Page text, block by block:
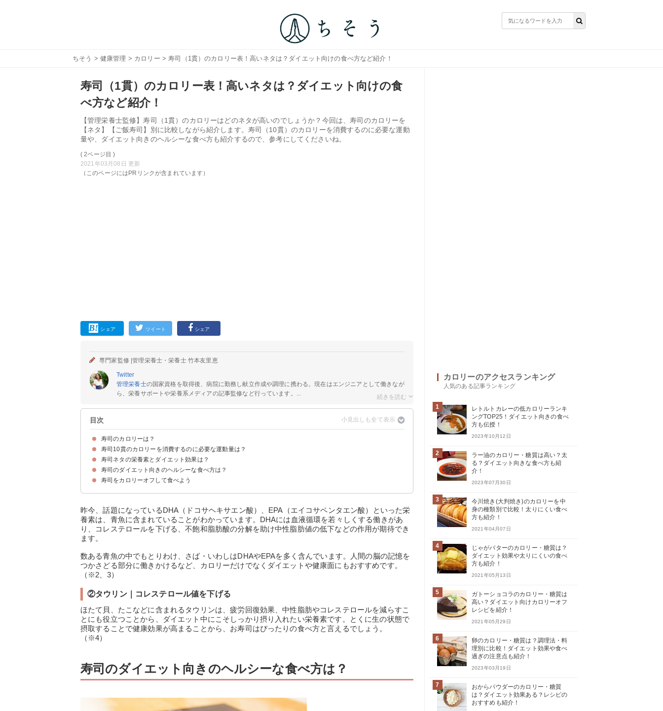
ちそう > 健康管理 > カロリー > 寿司（1貫）のカロリー表！高いネタは？ダイエット向けの食べ方など紹介！
寿司（1貫）のカロリー表！高いネタは？ダイエット向けの食
べ方など紹介！
【管理栄養士監修】寿司（1貫）のカロリーはどのネタが高いのでしょうか？今回は、寿司のカロリーを
【ネタ】【ご飯寿司】別に比較しながら紹介します。寿司（10貫）のカロリーを消費するのに必要な運動
量や、ダイエット向きのヘルシーな食べ方も紹介するので、参考にしてくださいね。
( 2ページ目 )
2021年03月08日 更新
（このページにはPRリンクが含まれています）
シェア ツイート シェア
専門家監修 |管理栄養士・栄養士 竹本友里恵
Twitter
管理栄養士の国家資格を取得後、病院に勤務し献立作成や調理に携わる。現在はエンジニアとして働きなが
ら、栄養サポートや栄養系メディアの記事監修など行っています。...
目次
寿司のカロリーは？
寿司（1貫）のカロリーの一覧表
寿司10貫のカロリーを消費するのに必要な運動量は？
寿司ネタの栄養素とダイエット効果は？
①EPA・DHA｜中性脂肪を分解
②タウリン｜コレステロール値を下げる
寿司のダイエット向きのヘルシーな食べ方は？
①500~600kcalで抑える組み合わせを考える
②脂質の高いネタは後半に食べる
③生野菜などのサイドメニューも一緒に食べる
④よく噛む寿司ネタを選ぶ
⑤好きなネタが高カロリーなら1皿程度と決める
⑥巻物、いなり寿司は意外と高カロリーなので注意
⑦寿司ネタ選びに悩んだらまずは白いものを選んでみる
寿司をカロリーオフして食べよう
昨今、話題になっているDHA（ドコサヘキサエン酸）、EPA（エイコサペンタエン酸）といった栄
養素は、青魚に含まれていることがわかっています。DHAには血液循環を若々しくする働きがあ
り、コレステロールを下げる、不飽和脂肪酸の分解を助け中性脂肪値の低下などの作用が期待でき
ます。
数ある青魚の中でもとりわけ、さば・いわしはDHAやEPAを多く含んでいます。人間の脳の記憶を
つかさどる部分に働きかけるなど、カロリーだけでなくダイエットや健康面にもおすすめです。
（※2、3）
②タウリン｜コレステロール値を下げる
ほたて貝、たこなどに含まれるタウリンは、疲労回復効果、中性脂肪やコレステロールを減らすこ
とにも役立つことから、ダイエット中にこそしっかり摂り入れたい栄養素です。とくに生の状態で
摂取することで健康効果が高まることから、お寿司はぴったりの食べ方と言えるでしょう。
（※4）
寿司のダイエット向きのヘルシーな食べ方は？
カロリーのアクセスランキング
人気のある記事ランキング
1
レトルトカレーの低カロリーランキ
ングTOP25！ダイエット向きの食べ
方も伝授！
2023年10月12日
2
ラー油のカロリー・糖質は高い？太
る？ダイエット向きな食べ方も紹
介！
2023年07月30日
3
今川焼き(大判焼き)のカロリーを中
身の種類別で比較！太りにくい食べ
方も紹介！
2021年04月07日
4
じゃがバターのカロリー・糖質は？
ダイエット効果や太りにくいの食べ
方も紹介！
2021年05月13日
5
ガトーショコラのカロリー・糖質は
高い？ダイエット向けカロリーオフ
レシピを紹介！
2021年05月29日
6
卵のカロリー・糖質は？調理法・料
理別に比較！ダイエット効果や食べ
過ぎの注意点も紹介！
2023年03月19日
7
おからパウダーのカロリー・糖質
は？ダイエット効果ある？レシピの
おすすめも紹介！